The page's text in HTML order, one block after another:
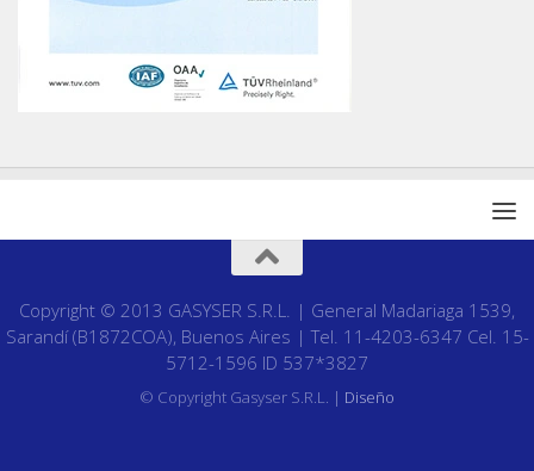
Copyright © 2013 GASYSER S.R.L. | General Madariaga 1539,
Sarandí (B1872COA), Buenos Aires | Tel. 11-4203-6347 Cel. 15-
5712-1596 ID 537*3827
© Copyright Gasyser S.R.L. | Diseño